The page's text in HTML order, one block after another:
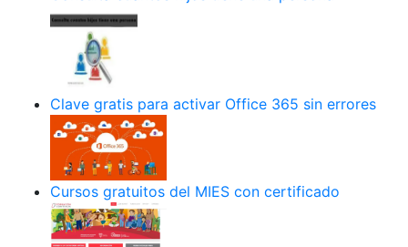
Clave gratis para activar Office 365 sin errores
Cursos gratuitos del MIES con certificado